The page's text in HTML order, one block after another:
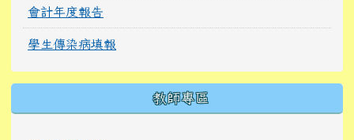
會計年度報告
學生傳染病填報
教師專區